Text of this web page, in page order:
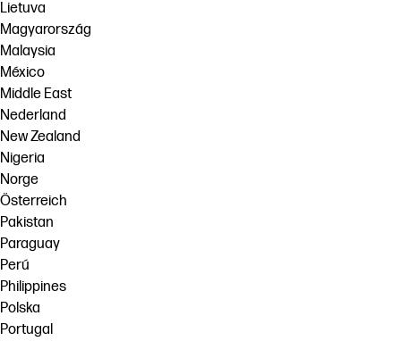
Lietuva
Magyarország
Malaysia
México
Middle East
Nederland
New Zealand
Nigeria
Norge
Österreich
Pakistan
Paraguay
Perú
Philippines
Polska
Portugal